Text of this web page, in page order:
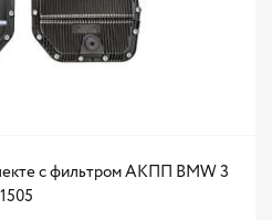
с фильтром АКПП BMW 3